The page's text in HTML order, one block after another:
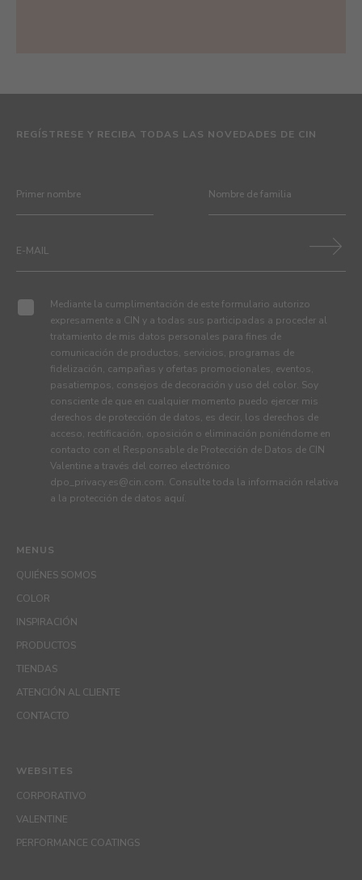
MENUS
QUIÉNES SOMOS
COLOR
INSPIRACIÓN
PRODUCTOS
TIENDAS
ATENCIÓN AL CLIENTE
CONTACTO
REGÍSTRESE Y RECIBA TODAS LAS NOVEDADES DE CIN
Mediante la cumplimentación de este formulario autorizo
expresamente a CIN y a todas sus participadas a proceder al
tratamiento de mis datos personales para fines de
comunicación de productos, servicios, programas de
fidelización, campañas y ofertas promocionales, eventos,
pasatiempos, consejos de decoración y uso del color. Soy
consciente de que en cualquier momento puedo ejercer mis
derechos de protección de datos, es decir, los derechos de
acceso, rectificación, oposición o eliminación poniéndome en
contacto con el Responsable de Protección de Datos de CIN
Valentine a través del correo electrónico
dpo_privacy.es@cin.com. Consulte toda la información relativa
a la protección de datos aquí.
WEBSITES
CORPORATIVO
VALENTINE
PERFORMANCE COATINGS